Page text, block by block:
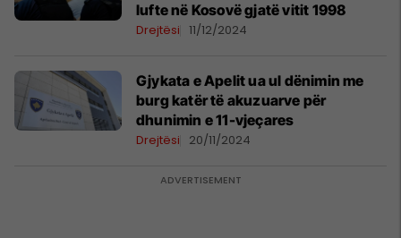
lufte në Kosovë gjatë vitit 1998
Drejtësi 11/12/2024
Gjykata e Apelit ua ul dënimin me
burg katër të akuzuarve për
dhunimin e 11-vjeçares
Drejtësi 20/11/2024